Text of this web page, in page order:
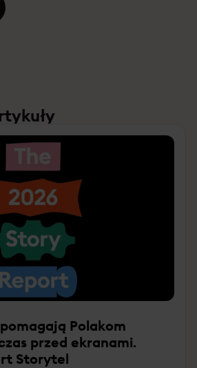
Polakom
przed ekranami.
Storytel